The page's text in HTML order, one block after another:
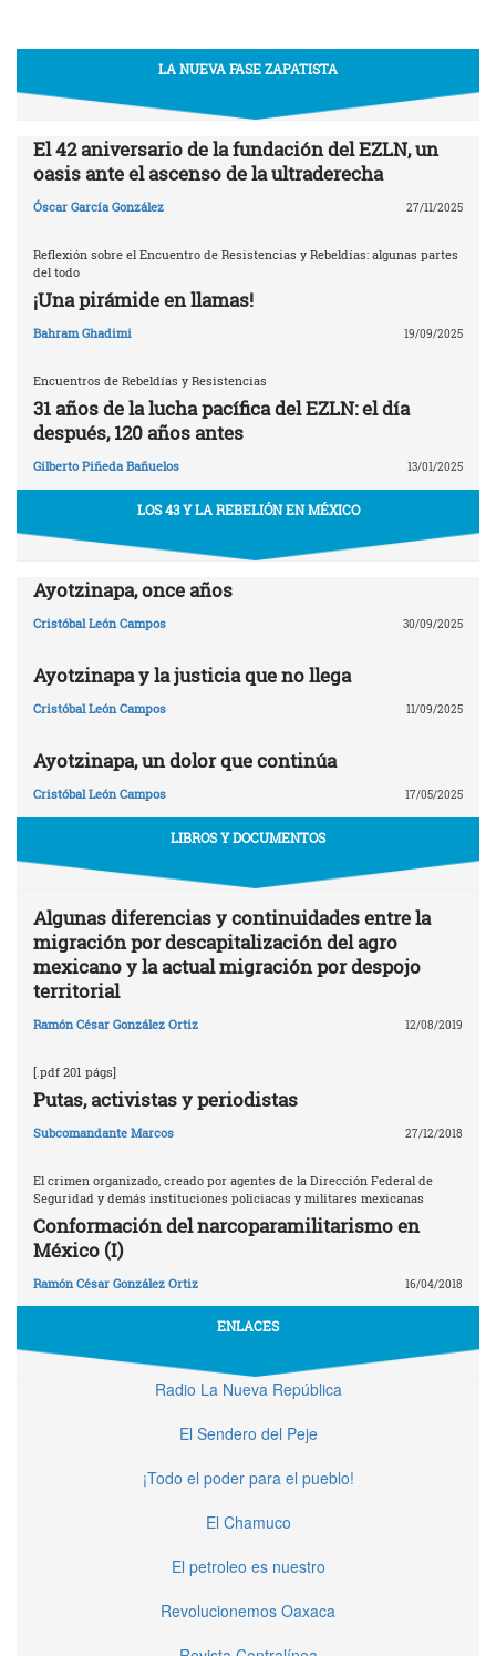
LA NUEVA FASE ZAPATISTA
El 42 aniversario de la fundación del EZLN, un
oasis ante el ascenso de la ultraderecha
Óscar García González 27/11/2025
Reflexión sobre el Encuentro de Resistencias y Rebeldías: algunas partes
del todo
¡Una pirámide en llamas!
Bahram Ghadimi 19/09/2025
Encuentros de Rebeldías y Resistencias
31 años de la lucha pacífica del EZLN: el día
después, 120 años antes
Gilberto Piñeda Bañuelos 13/01/2025
LOS 43 Y LA REBELIÓN EN MÉXICO
Ayotzinapa, once años
Cristóbal León Campos 30/09/2025
Ayotzinapa y la justicia que no llega
Cristóbal León Campos 11/09/2025
Ayotzinapa, un dolor que continúa
Cristóbal León Campos 17/05/2025
LIBROS Y DOCUMENTOS
Algunas diferencias y continuidades entre la
migración por descapitalización del agro
mexicano y la actual migración por despojo
territorial
Ramón César González Ortiz 12/08/2019
[.pdf 201 págs]
Putas, activistas y periodistas
Subcomandante Marcos 27/12/2018
El crimen organizado, creado por agentes de la Dirección Federal de
Seguridad y demás instituciones policiacas y militares mexicanas
Conformación del narcoparamilitarismo en
México (I)
Ramón César González Ortiz 16/04/2018
ENLACES
Radio La Nueva República
El Sendero del Peje
¡Todo el poder para el pueblo!
El Chamuco
El petroleo es nuestro
Revolucionemos Oaxaca